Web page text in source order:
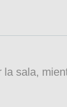
sala,